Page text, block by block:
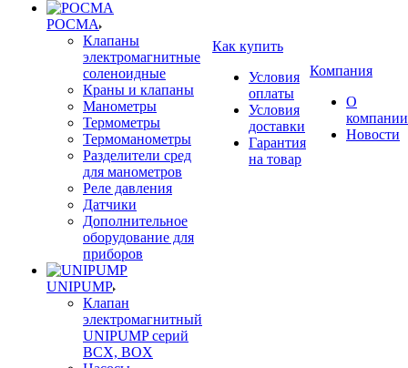
РОСМА
Клапаны
электромагнитные
соленоидные
Краны и клапаны
Манометры
Термометры
Термоманометры
Разделители сред
для манометров
Реле давления
Датчики
Дополнительное
оборудование для
приборов
UNIPUMP
Клапан
электромагнитный
UNIPUMP серий
BCX, BOX
Как купить
Условия
оплаты
Условия
доставки
Гарантия
на товар
Компания
О
компании
Новости